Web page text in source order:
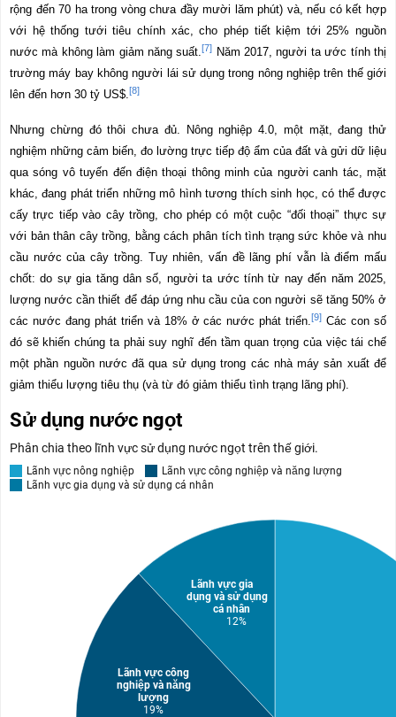
rộng đến 70 ha trong vòng chưa đầy mười lăm phút) và, nếu có kết hợp
với hệ thống tưới tiêu chính xác, cho phép tiết kiệm tới 25% nguồn
nước mà không làm giảm năng suất.[7] Năm 2017, người ta ước tính thị
trường máy bay không người lái sử dụng trong nông nghiệp trên thế giới
lên đến hơn 30 tỷ US$. [8]
Nhưng chừng đó thôi chưa đủ. Nông nghiệp 4.0, một mặt, đang thử
nghiệm những cảm biến, đo lường trực tiếp độ ẩm của đất và gửi dữ liệu
qua sóng vô tuyến đến điện thoại thông minh của người canh tác, mặt
khác, đang phát triển những mô hình tương thích sinh học, có thể được
cấy trực tiếp vào cây trồng, cho phép có một cuộc “đối thoại” thực sự
với bản thân cây trồng, bằng cách phân tích tình trạng sức khỏe và nhu
cầu nước của cây trồng. Tuy nhiên, vấn đề lãng phí vẫn là điểm mấu
chốt: do sự gia tăng dân số, người ta ước tính từ nay đến năm 2025,
lượng nước cần thiết để đáp ứng nhu cầu của con người sẽ tăng 50% ở
các nước đang phát triển và 18% ở các nước phát triển.[9] Các con số
đó sẽ khiến chúng ta phải suy nghĩ đến tầm quan trọng của việc tái chế
một phần nguồn nước đã qua sử dụng trong các nhà máy sản xuất để
giảm thiểu lượng tiêu thụ (và từ đó giảm thiểu tình trạng lãng phí).